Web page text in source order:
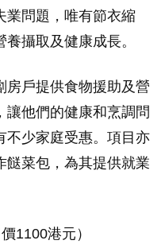
業問題，唯有節衣縮
攝取及健康成長。
房戶提供食物援助及營
讓他們的健康和烹調問
不少家庭受惠。項目亦
餸菜包，為其提供就業
1100港元）